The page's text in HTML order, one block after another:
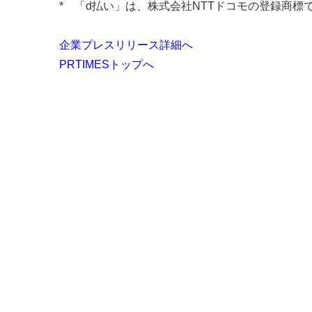
* 「d払い」は、株式会社NTTドコモの登録商標
企業プレスリリース詳細へ
PRTIMESトップへ